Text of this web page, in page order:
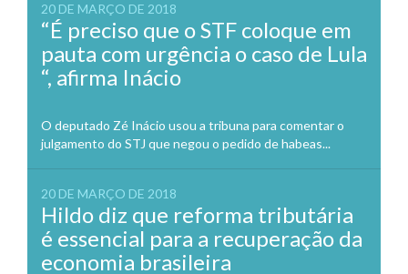
20 DE MARÇO DE 2018
“É preciso que o STF coloque em
pauta com urgência o caso de Lula
“, afirma Inácio
O deputado Zé Inácio usou a tribuna para comentar o
julgamento do STJ que negou o pedido de habeas...
20 DE MARÇO DE 2018
Hildo diz que reforma tributária
é essencial para a recuperação da
economia brasileira